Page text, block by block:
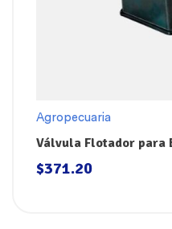
Agropecuaria
Válvula Flotador para
Dare 798
$371.20